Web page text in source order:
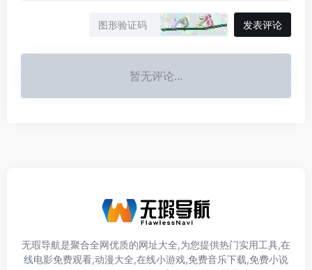
发表评论
暂无评论...
无瑕导航是聚合全网优质的网址大全,为您提供热门实用工具,在
线电影免费观看,动漫大全,在线小游戏,免费音乐下载,免费小说